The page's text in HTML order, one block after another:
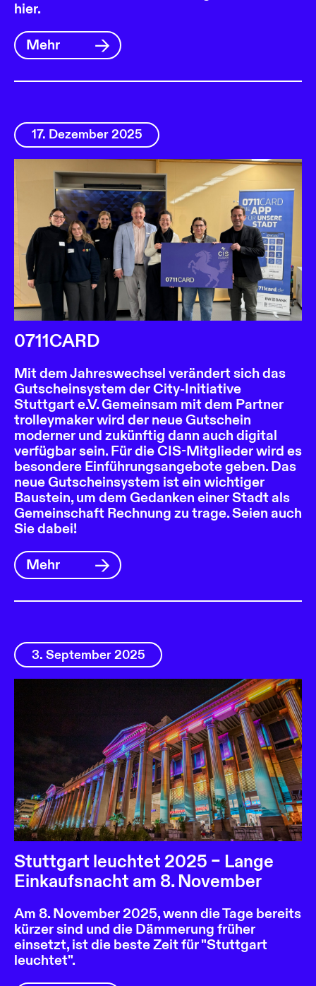
hier.
Mehr
17. Dezember 2025
0711CARD
Mit dem Jahreswechsel verändert sich das
Gutscheinsystem der City-Initiative
Stuttgart e.V. Gemeinsam mit dem Partner
trolleymaker wird der neue Gutschein
moderner und zukünftig dann auch digital
verfügbar sein. Für die CIS-Mitglieder wird es
besondere Einführungsangebote geben. Das
neue Gutscheinsystem ist ein wichtiger
Baustein, um dem Gedanken einer Stadt als
Gemeinschaft Rechnung zu trage. Seien auch
Sie dabei!
Mehr
3. September 2025
Stuttgart leuchtet 2025 – Lange
Einkaufsnacht am 8. November
Am 8. November 2025, wenn die Tage bereits
kürzer sind und die Dämmerung früher
einsetzt, ist die beste Zeit für "Stuttgart
leuchtet".